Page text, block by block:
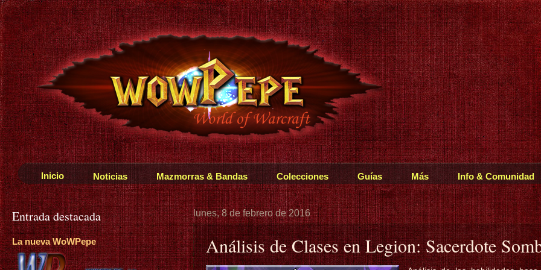
Inicio Noticias Mazmorras & Bandas Colecciones Guías Más Info & Comunidad
lunes, 8 de febrero de 2016
Análisis de Clases en Legion: Sacerdote
Entrada destacada
La nueva WoWPepe